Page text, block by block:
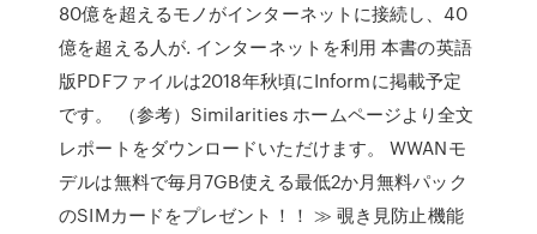
80億を超えるモノがインターネットに接続し、40
億を超える人が. インターネットを利用 本書の英語
版PDFファイルは2018年秋頃にInformに掲載予定
です。 （参考）Similarities ホームページより全文
レポートをダウンロードいただけます。 WWANモ
デルは無料で毎月7GB使える最低2か月無料パック
のSIMカードをプレゼント！！ ≫ 覗き見防止機能